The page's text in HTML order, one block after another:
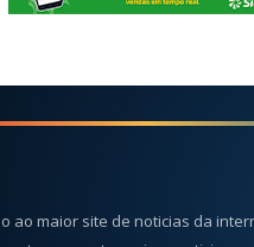
ao maior site de noticias da